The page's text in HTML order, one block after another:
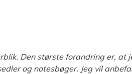
Den største forandring er,
og notesbøger. Jeg vil